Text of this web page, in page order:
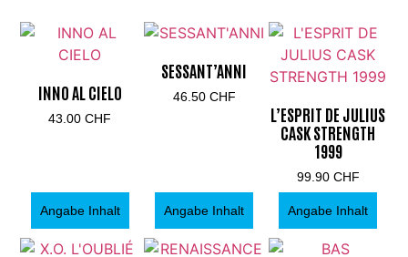
INNO AL CIELO
43.00CHF
Angabe Inhalt
SESSANT’ANNI
46.50 CHF
Angabe Inhalt
L’ESPRIT DE JULIUS
CASK STRENGTH
1999
99.90 CHF
Angabe Inhalt